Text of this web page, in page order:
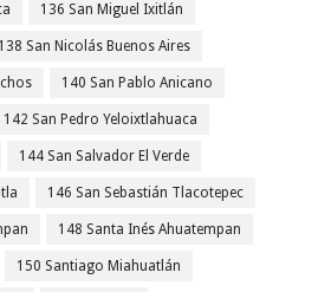
136 San Miguel Ixitlán
138 San Nicolás Buenos Aires
140 San Pablo Anicano
142 San Pedro Yeloixtlahuaca
144 San Salvador El Verde
146 San Sebastián Tlacotepec
148 Santa Inés Ahuatempan
150 Santiago Miahuatlán